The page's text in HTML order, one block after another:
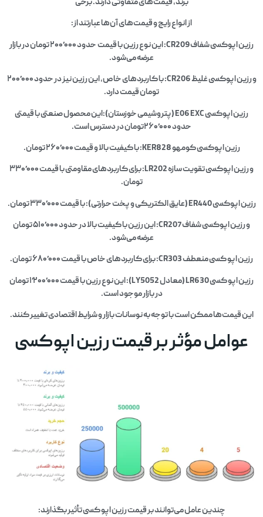
از انواع رایج و قیمت‌های آن‌ها عبارتند از:
رزین اپوکسی شفاف CR209:
این نوع رزین با قیمت حدود ۲۰۰٬۰۰۰ تومان در بازار
عرضه می‌شود.
و رزین اپوکسی غلیظ CR206:
با کاربردهای خاص، این رزین نیز در حدود ۲۰۰٬۰۰۰
تومان قیمت دارد.
رزین اپوکسی E06 EXC (پتروشیمی خوزستان):
این محصول صنعتی با قیمتی
حدود ۲۶۰٬۰۰۰تومان در دسترس است.
رزین اپوکسی کومهو KER828:
با کیفیت بالا و قیمت ۲۶۰٬۰۰۰ تومان.
و رزین اپوکسی تقویت سازه LR202:
برای کاربردهای مقاومتی با قیمت ۳۳۰٬۰۰۰
تومان.
رزین اپوکسی ER440 (عایق الکتریکی و پخت حرارتی):
با قیمت ۳۳۰٬۰۰۰ تومان.
و رزین اپوکسی شفاف CR207: این رزین با کیفیت بالا در حدود ۵۱۰٬۰۰۰ تومان
عرضه می‌شود.​
رزین اپو کسی منعطف CR303: برای کاربردهای خاص با قیمت ۶۸۰٬۰۰۰ تومان.​
رزین اپو کسی LR630 (معادل LY5052): این نوع رزین با قیمت ۱٬۲۰۰٬۰۰۰ تومان
در بازار موجود است.​
این قیمت‌ها ممکن است با توجه به نوسانات بازار و شرایط اقتصادی تغییر کنند.​
عوامل مؤثر بر قیمت رزین اپوکسی
چندین عامل می‌توانند بر قیمت رزین اپو کسی تأثیر بگذارند: